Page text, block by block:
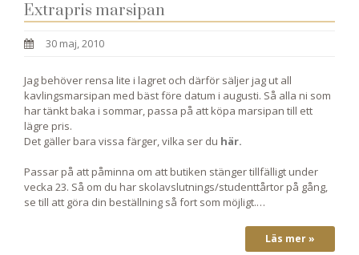
Extrapris marsipan
30 maj, 2010
Jag behöver rensa lite i lagret och därför säljer jag ut all
kavlingsmarsipan med bäst före datum i augusti. Så alla ni som
har tänkt baka i sommar, passa på att köpa marsipan till ett
lägre pris.
Det gäller bara vissa färger, vilka ser du här.
Passar på att påminna om att butiken stänger tillfälligt under
vecka 23. Så om du har skolavslutnings/studenttårtor på gång,
se till att göra din beställning så fort som möjligt.…
Läs mer »